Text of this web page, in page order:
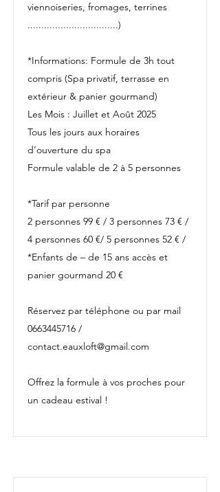
viennoiseries, fromages, terrines
.................................)
*Informations: Formule de 3h tout
compris (Spa privatif, terrasse en
extérieur & panier gourmand)
Les Mois : Juillet et Août 2025
Tous les jours aux horaires
d’ouverture du spa
Formule valable de 2 à 5 personnes
*Tarif par personne
2 personnes 99 € / 3 personnes 73 € /
4 personnes 60 €/ 5 personnes 52 € /
*Enfants de – de 15 ans accès et
panier gourmand 20 €
Réservez par téléphone ou par mail
0663445716 /
contact.eauxloft@gmail.com
Offrez la formule à vos proches pour
un cadeau estival !